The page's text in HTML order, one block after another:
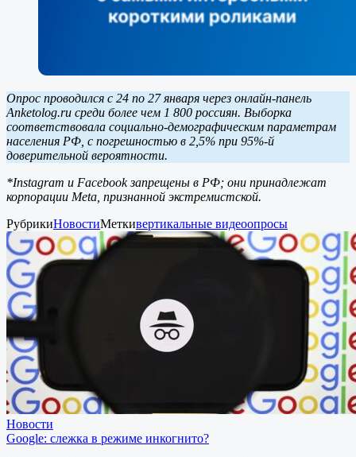
Опрос проводился с 24 по 27 января через онлайн-панель
Anketolog.ru среди более чем 1 800 россиян. Выборка
соответствовала социально-демографическим параметрам
населения РФ, с погрешностью в 2,5% при 95%-й
доверительной вероятности.
*Instagram и Facebook запрещены в РФ; они принадлежат
корпорации Meta, признанной экстремистской.
РубрикиНовостиМеткивертикальные видеоопросы
Новости
Google: слежка в режиме инкогнито?